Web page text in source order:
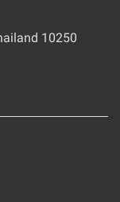
10250